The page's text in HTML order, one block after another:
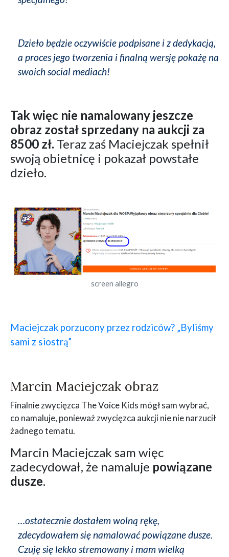
Dzieło będzie oczywiście podpisane i z dedykacją,
a proces jego tworzenia i finalną wersję pokażę na
swoich social mediach!
Tak więc nie namalowany jeszcze
obraz został sprzedany na aukcji za
8500 zł. Teraz zaś Maciejczak spełnił
swoją obietnicę i pokazał powstałe
dzieło.
screen allegro
Maciejczak porzucony przez rodziców? „Byliśmy
sami z siostrą”
Marcin Maciejczak obraz
Finalnie zwycięzca The Voice Kids mógł sam wybrać,
co namaluje, ponieważ zwycięzca aukcji nie nie narzucił
żadnego tematu.
Marcin Maciejczak sam więc
zadecydował, że namaluje powiązane
dusze.
…ostatecznie dostałem wolną rękę,
zdecydowałem się namalować powiązane dusze.
Czuję się lekko stremowany i mam wielką